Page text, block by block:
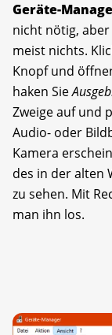
Geräte-
nicht nötig,
meist nichts.
Knopf und
haken Sie
Zweige auf und
Audio- oder
Kamera
des in der alten
zu sehen. Mit
man ihn los.